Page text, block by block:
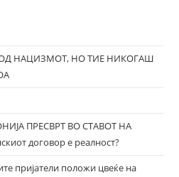
НАЦИЗМОТ, НО ТИЕ НИКОГАШ
ПРЕСВРТ ВО СТАВОТ НА
договор е реалност?
пријатели положи цвеќе на